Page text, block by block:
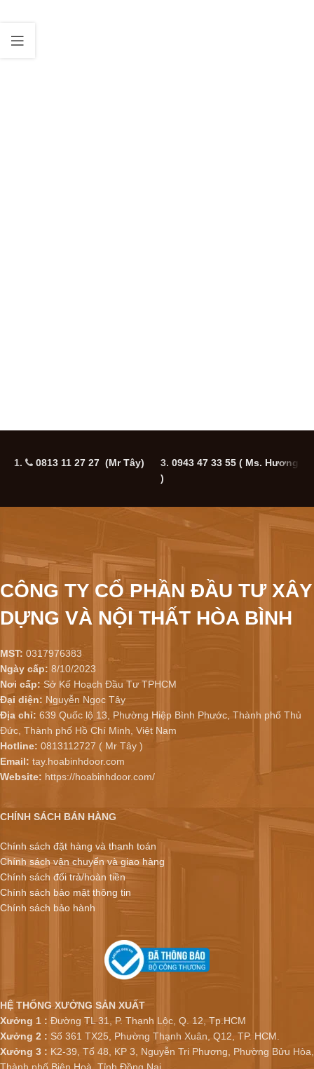
1. 0813 11 27 27 (Mr Tây) 3. 0943 47 33 55 ( Ms. Hương
)
CÔNG TY CỔ PHẦN ĐẦU TƯ XÂY
DỰNG VÀ NỘI THẤT HÒA BÌNH
MST: 0317976383
Ngày cấp: 8/10/2023
Nơi cấp: Sở Kế Hoạch Đầu Tư TPHCM
Đại diện: Nguyễn Ngọc Tây
Địa chỉ: 639 Quốc lộ 13, Phường Hiệp Bình Phước, Thành phố Thủ
Đức, Thành phố Hồ Chí Minh, Việt Nam
Hotline: 0813112727 ( Mr Tây )
Email: tay.hoabinhdoor.com
Website: https://hoabinhdoor.com/
CHÍNH SÁCH BÁN HÀNG
Chính sách đặt hàng và thanh toán
Chính sách vận chuyển và giao hàng
Chính sách đổi trả/hoàn tiền
Chính sách bảo mật thông tin
Chính sách bảo hành
HỆ THỐNG XƯỞNG SẢN XUẤT
Xưởng 1 : Đường TL 31, P. Thạnh Lộc, Q. 12, Tp.HCM
Xưởng 2 : Số 361 TX25, Phường Thạnh Xuân, Q12, TP. HCM.
Xưởng 3 : K2-39, Tổ 48, KP 3, Nguyễn Tri Phương, Phường Bửu Hòa,
Thành phố Biên Hoà, Tỉnh Đồng Nai